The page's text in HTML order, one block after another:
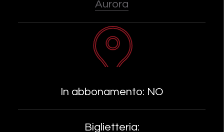
Aurora
In abbonamento: NO
Biglietteria: